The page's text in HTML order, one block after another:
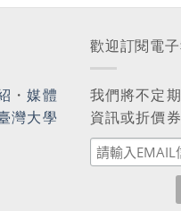
・媒體
灣大學
歡迎訂閱電子
我們將不定
資訊或折價